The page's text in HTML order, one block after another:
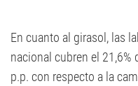
En cuanto al girasol, las
nacional cubren el 21,6%
p.p. con respecto a la